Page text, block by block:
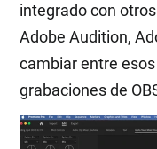
integrado con
Adobe Audition,
cambiar entre
grabaciones de